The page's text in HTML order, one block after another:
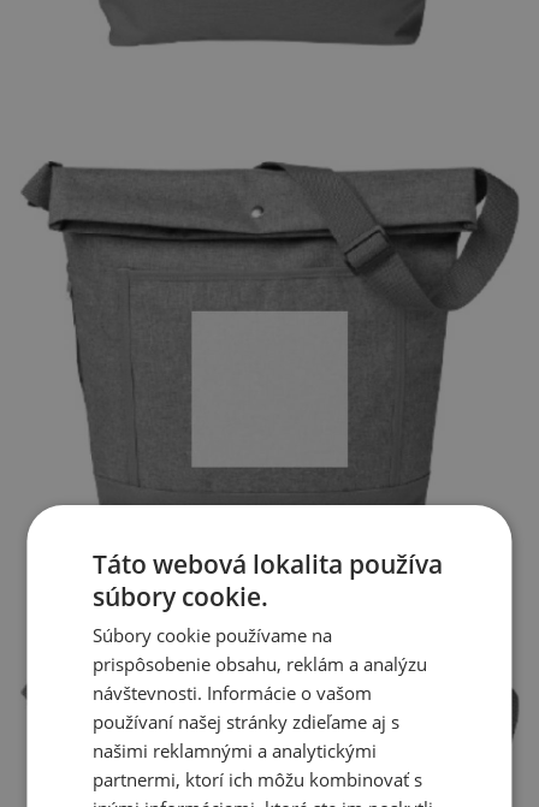
Táto webová lokalita používa
súbory cookie.
Súbory cookie používame na
prispôsobenie obsahu, reklám a analýzu
návštevnosti. Informácie o vašom
používaní našej stránky zdieľame aj s
našimi reklamnými a analytickými
partnermi, ktorí ich môžu kombinovať s